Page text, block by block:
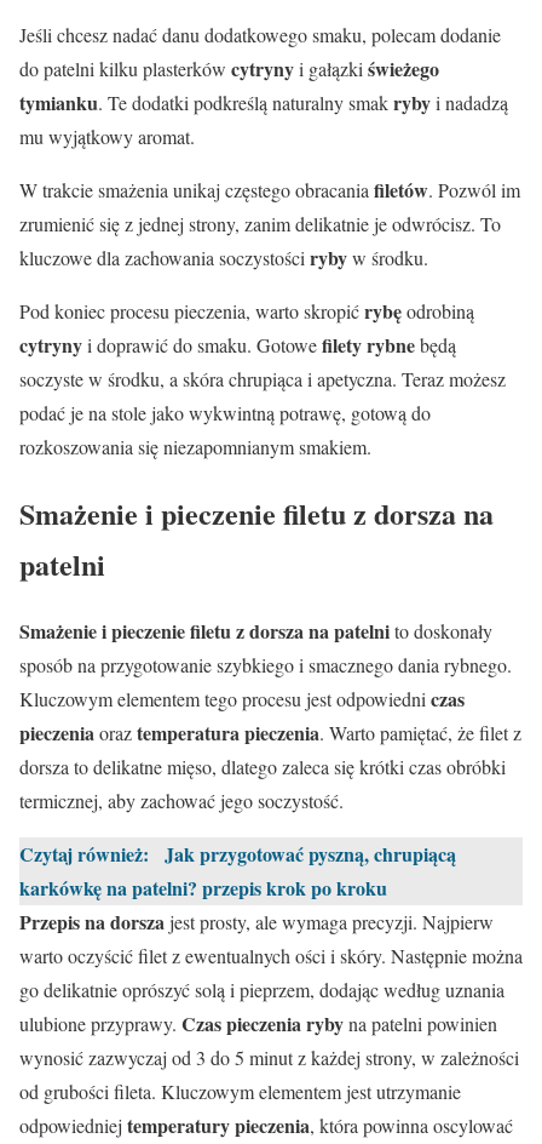
Jeśli chcesz nadać danu dodatkowego smaku, polecam dodanie
do patelni kilku plasterków cytrynyi gałązki świeżego
tymianku. Te dodatki podkreślą naturalny smakrybyi nadadzą
mu wyjątkowy aromat.
W trakcie smażenia unikaj częstego obracania filetów. Pozwól im
zrumienić się z jednej strony, zanim delikatnie je odwrócisz. To
kluczowe dla zachowania soczystości rybyw środku.
Pod koniec procesu pieczenia, warto skropićrybęodrobiną
cytrynyi doprawić do smaku. Gotowefilety rybnebędą
soczyste w środku, a skóra chrupiąca i apetyczna. Teraz możesz
podać je na stole jako wykwintną potrawę, gotową do
rozkoszowania się niezapomnianym smakiem.
Smażenie i pieczenie filetu z dorsza na
patelni
Smażenie i pieczenie filetu zdorszana patelnito doskonały
sposób na przygotowanie szybkiego i smacznego dania rybnego.
Kluczowym elementem tego procesu jest odpowiedni czas
pieczeniaoraztemperatura pieczenia. Warto pamiętać, że filet z
dorsza to delikatne mięso, dlatego zaleca się krótki czas obróbki
termicznej, aby zachować jego soczystość.
Czytaj również:
Jak przygotować pyszną, chrupiącą
karkówkę na patelni? przepis krok po kroku
Przepis na dorszajest prosty, ale wymaga precyzji. Najpierw
warto oczyścić filet z ewentualnych ości i skóry. Następnie można
go delikatnie oprószyć solą i pieprzem, dodając według uznania
ulubione przyprawy. Czas pieczenia rybyna patelni powinien
wynosić zazwyczaj od 3 do 5 minut z każdej strony, w zależności
od grubości fileta. Kluczowym elementem jest utrzymanie
odpowiedniej temperatury pieczenia, która powinna oscylować